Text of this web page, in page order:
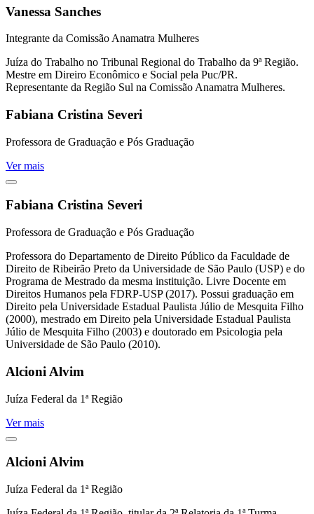
Vanessa Sanches
Integrante da Comissão Anamatra Mulheres
Juíza do Trabalho no Tribunal Regional do Trabalho da 9ª Região.
Mestre em Direiro Econômico e Social pela Puc/PR.
Representante da Região Sul na Comissão Anamatra Mulheres.
Fabiana Cristina Severi
Professora de Graduação e Pós Graduação
Ver mais
Fabiana Cristina Severi
Professora de Graduação e Pós Graduação
Professora do Departamento de Direito Público da Faculdade de
Direito de Ribeirão Preto da Universidade de São Paulo (USP) e do
Programa de Mestrado da mesma instituição. Livre Docente em
Direitos Humanos pela FDRP-USP (2017). Possui graduação em
Direito pela Universidade Estadual Paulista Júlio de Mesquita Filho
(2000), mestrado em Direito pela Universidade Estadual Paulista
Júlio de Mesquita Filho (2003) e doutorado em Psicologia pela
Universidade de São Paulo (2010).
Alcioni Alvim
Juíza Federal da 1ª Região
Ver mais
Alcioni Alvim
Juíza Federal da 1ª Região